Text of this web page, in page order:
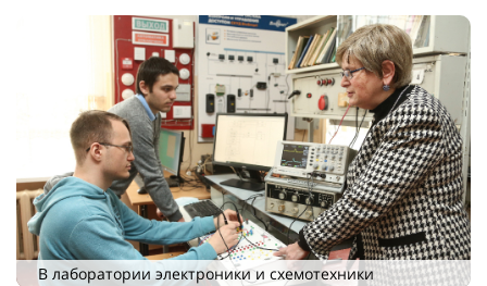
В лаборатории электроники и схемотехники